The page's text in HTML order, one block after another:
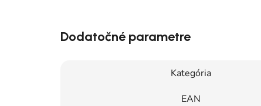
Dodatočné parametre
Kategória
EAN